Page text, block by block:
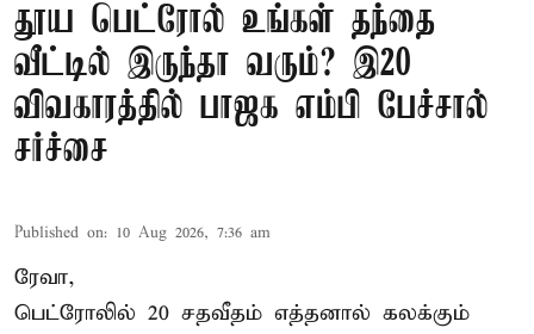
தூய பெட்ரோல் உங்கள் தந்தை
வீட்டில் இருந்தா வரும்? இ20
விவகாரத்தில் பாஜக எம்பி பேச்சால்
சர்ச்சை
Published on: 10 Aug 2026, 7:36 am
ரேவா,
பெட்ரோலில் 20 சதவீதம் எத்தனால் கலக்கும்